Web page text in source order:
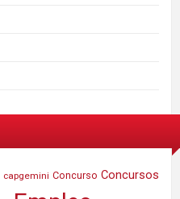
capgemini Concurso Concursos